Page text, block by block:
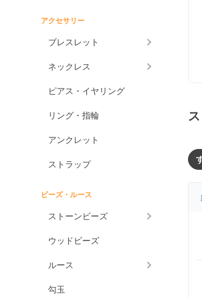
アクセサリー
ブレスレット
ネックレス
ピアス・イヤリング
リング・指輪
アンクレット
ストラップ
ビーズ・ルース
ストーンビーズ
ウッドビーズ
ルース
勾玉